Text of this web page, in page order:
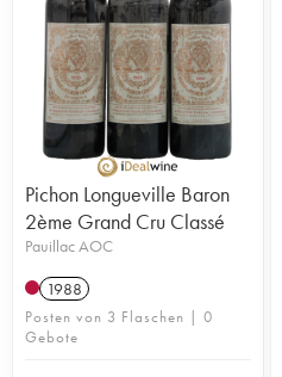
Pichon Longueville Baron
2ème Grand Cru Classé
Pauillac AOC
1988
Posten von 3 Flaschen | 0
Gebote